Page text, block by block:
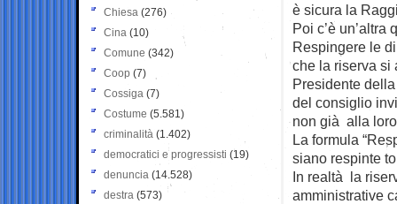
è sicura la
Poi c’è
Respingere le
che la riserva si
Presidente
del consiglio
non già alla
La formula
siano respinte
In realtà la
amministrative
Chiesa (276)
Cina (10)
Comune (342)
Coop (7)
Cossiga (7)
Costume (5.581)
criminalità (1.402)
democratici e progressisti (19)
denuncia (14.528)
destra (573)